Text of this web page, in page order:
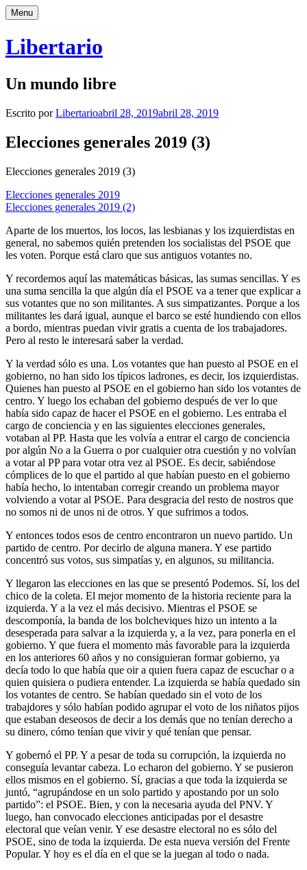
Saltar
al
Menu
Libertario
Un mundo libre
Escrito porLibertarioabril 28, 2019abril 28, 2019
Elecciones generales 2019 (3)
Elecciones generales 2019 (3)
Elecciones generales 2019
Elecciones generales 2019 (2)
Aparte de los muertos, los locos, las lesbianas y los izquierdistas en
general, no sabemos quién pretenden los socialistas del PSOE que
les voten. Porque está claro que sus antiguos votantes no.
Y recordemos aquí las matemáticas básicas, las sumas sencillas. Y es
una suma sencilla la que algún día el PSOE va a tener que explicar a
sus votantes que no son militantes. A sus simpatizantes. Porque a los
militantes les dará igual, aunque el barco se esté hundiendo con ellos
a bordo, mientras puedan vivir gratis a cuenta de los trabajadores.
Pero al resto le interesará saber la verdad.
Y la verdad sólo es una. Los votantes que han puesto al PSOE en el
gobierno, no han sido los típicos ladrones, es decir, los izquierdistas.
Quienes han puesto al PSOE en el gobierno han sido los votantes de
centro. Y luego los echaban del gobierno después de ver lo que
había sido capaz de hacer el PSOE en el gobierno. Les entraba el
cargo de conciencia y en las siguientes elecciones generales,
votaban al PP. Hasta que les volvía a entrar el cargo de conciencia
por algún No a la Guerra o por cualquier otra cuestión y no volvían
a votar al PP para votar otra vez al PSOE. Es decir, sabiéndose
cómplices de lo que el partido al que habían puesto en el gobierno
había hecho, lo intentaban corregir creando un problema mayor
volviendo a votar al PSOE. Para desgracia del resto de nostros que
no somos ni de unos ni de otros. Y que sufrimos a todos.
Y entonces todos esos de centro encontraron un nuevo partido. Un
partido de centro. Por decirlo de alguna manera. Y ese partido
concentró sus votos, sus simpatías y, en algunos, su militancia.
Y llegaron las elecciones en las que se presentó Podemos. Sí, los del
chico de la coleta. El mejor momento de la historia reciente para la
izquierda. Y a la vez el más decisivo. Mientras el PSOE se
descomponía, la banda de los bolcheviques hizo un intento a la
desesperada para salvar a la izquierda y, a la vez, para ponerla en el
gobierno. Y que fuera el momento más favorable para la izquierda
en los anteriores 60 años y no consiguieran formar gobierno, ya
decía todo lo que había que oir a quien fuera capaz de escuchar o a
quien quisiera o pudiera entender. La izquierda se había quedado sin
los votantes de centro. Se habían quedado sin el voto de los
trabajdores y sólo habían podido agrupar el voto de los niñatos pijos
que estaban deseosos de decir a los demás que no tenían derecho a
su dinero, cómo tenían que vivir y qué tenían que pensar.
Y gobernó el PP. Y a pesar de toda su corrupción, la izquierda no
conseguía levantar cabeza. Lo echaron del gobierno. Y se pusieron
ellos mismos en el gobierno. Sí, gracias a que toda la izquierda se
juntó, “agrupándose en un solo partido y apostando por un solo
partido”: el PSOE. Bien, y con la necesaria ayuda del PNV. Y
luego, han convocado elecciones anticipadas por el desastre
electoral que veían venir. Y ese desastre electoral no es sólo del
PSOE, sino de toda la izquierda. De esta nueva versión del Frente
Popular. Y hoy es el día en el que se la juegan al todo o nada.